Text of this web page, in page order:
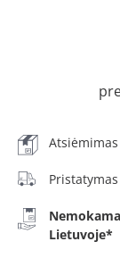
Lietuvoje*